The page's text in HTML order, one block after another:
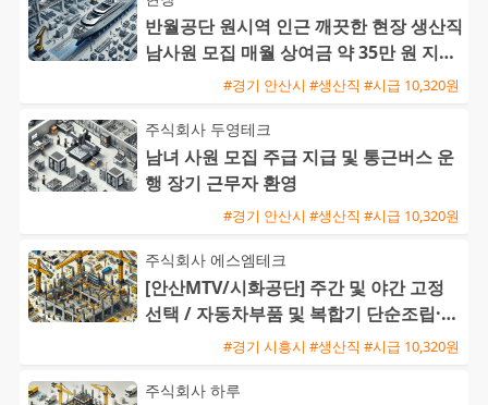
반월공단 원시역 인근 깨끗한 현장 생산직
남사원 모집 매월 상여금 약 35만 원 지급
및 삼시세끼 제공#경기 안산시 #생산직 #시급 10,320원
주식회사 두영테크
남녀 사원 모집 주급 지급 및 통근버스 운
행 장기 근무자 환영
#경기 안산시 #생산직 #시급 10,320원
주식회사 에스엠테크
[안산MTV/시화공단] 주간 및 야간 고정
선택 / 자동차부품 및 복합기 단순조립·검
사 / 주급 가능·통근버
#경기 시흥시 #생산직 #시급 10,320원
주식회사 하루